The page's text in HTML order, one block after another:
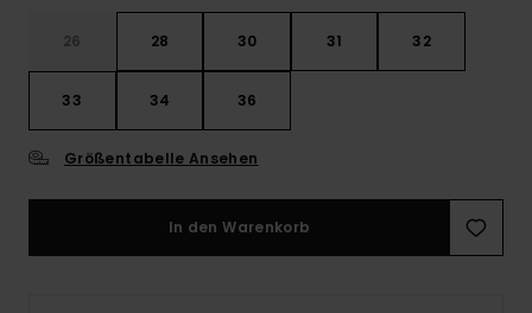
26 28 30 31 32
33 34 36
Größentabelle Ansehen
In den Warenkorb